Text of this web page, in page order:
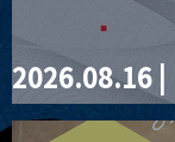
2026.08.16 |
four dots